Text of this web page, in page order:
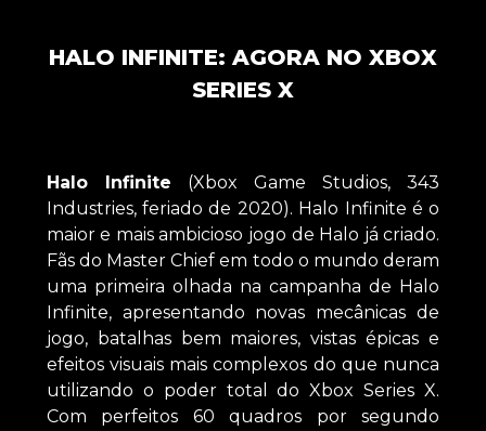
HALO INFINITE: AGORA NO XBOX
SERIES X
Halo Infinite (Xbox Game Studios, 343
Industries, feriado de 2020). Halo Infinite é o
maior e mais ambicioso jogo de Halo já criado.
Fãs do Master Chief em todo o mundo deram
uma primeira olhada na campanha de Halo
Infinite, apresentando novas mecânicas de
jogo, batalhas bem maiores, vistas épicas e
efeitos visuais mais complexos do que nunca
utilizando o poder total do Xbox Series X.
Com perfeitos 60 quadros por segundo